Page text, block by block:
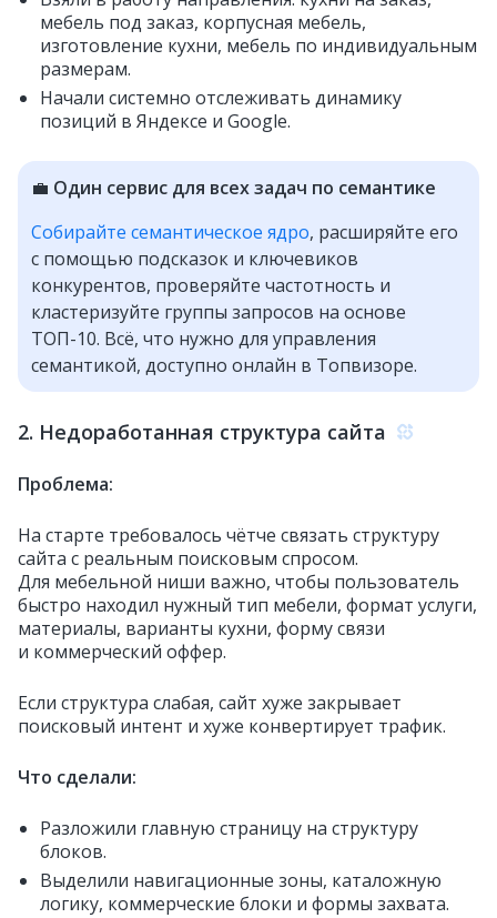
мебель под заказ, корпусная мебель,
изготовление кухни, мебель по индивидуальным
размерам.
Начали системно отслеживать динамику
позиций в Яндексе и Google.
💼 Один сервис для всех задач по семантике
Собирайте семантическое ядро, расширяйте его
с помощью подсказок и ключевиков
конкурентов, проверяйте частотность и
кластеризуйте группы запросов на основе
ТОП-10. Всё, что нужно для управления
семантикой, доступно онлайн в Топвизоре.
2. Недоработанная структура сайта
Проблема:
На старте требовалось чётче связать структуру
сайта с реальным поисковым спросом.
Для мебельной ниши важно, чтобы пользователь
быстро находил нужный тип мебели, формат услуги,
материалы, варианты кухни, форму связи
и коммерческий оффер.
Если структура слабая, сайт хуже закрывает
поисковый интент и хуже конвертирует трафик.
Что сделали:
Разложили главную страницу на структуру
блоков.
Выделили навигационные зоны, каталожную
логику, коммерческие блоки и формы захвата.